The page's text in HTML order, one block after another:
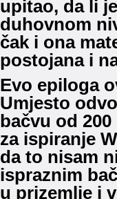
upitao, da li
duhovnom
čak i ona
postojana i
Evo epiloga
Umjesto
bačvu od
za ispiranje
da to nisam
ispraznim
u prizemlje i